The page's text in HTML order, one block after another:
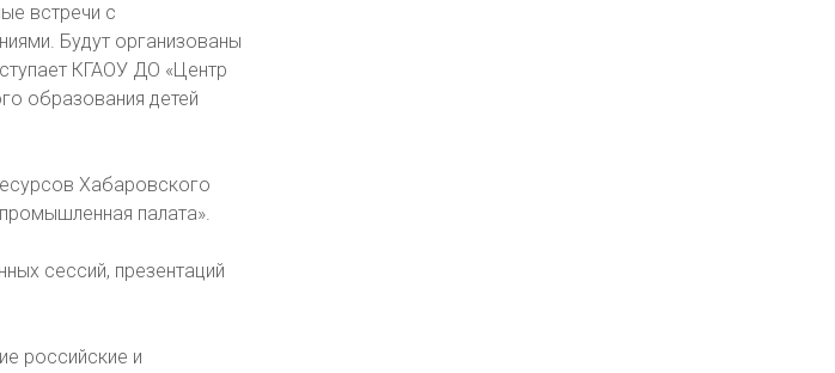
встречи с
Будут организованы
КГАОУ ДО «Центр
образования детей
Хабаровского
палата».
сессий, презентаций
российские и